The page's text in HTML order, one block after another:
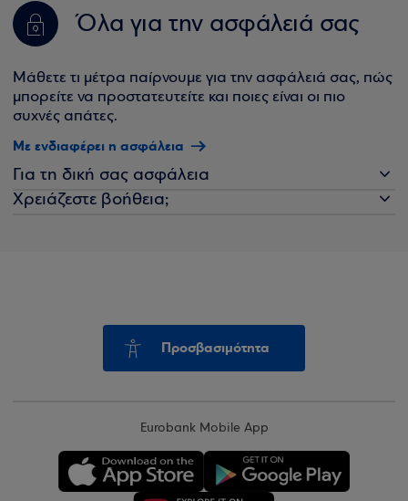
Όλα για την ασφάλειά σας
Μάθετε τι μέτρα παίρνουμε για την ασφάλειά σας, πώς
μπορείτε να προστατευτείτε και ποιες είναι οι πιο
συχνές απάτες.
Με ενδιαφέρει η ασφάλεια
Για τη δική σας ασφάλεια
Χρειάζεστε βοήθεια;
Προσβασιμότητα
Eurobank Mobile App